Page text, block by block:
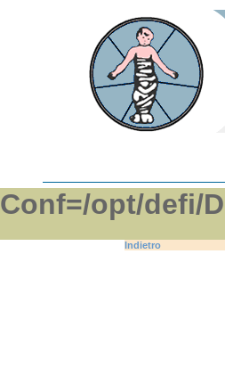
Conf=/opt/defi/
Indietro